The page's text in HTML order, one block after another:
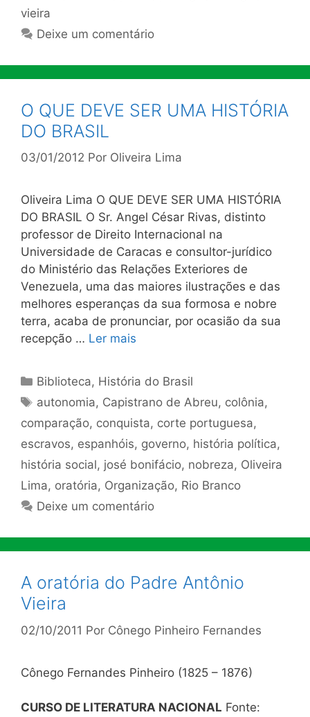
vieira
Deixe um comentário
O QUE DEVE SER UMA HISTÓRIA
DO BRASIL
03/01/2012 Por Oliveira Lima
Oliveira Lima O QUE DEVE SER UMA HISTÓRIA
DO BRASIL O Sr. Angel César Rivas, distinto
professor de Direito Internacional na
Universidade de Caracas e consultor-jurídico
do Ministério das Relações Exteriores de
Venezuela, uma das maiores ilustrações e das
melhores esperanças da sua formosa e nobre
terra, acaba de pronunciar, por ocasião da sua
recepção … Ler mais
Categorias
Biblioteca, História do Brasil
Tags
autonomia, Capistrano de Abreu, colônia,
comparação, conquista, corte portuguesa,
escravos, espanhóis, governo, história política,
história social, josé bonifácio, nobreza, Oliveira
Lima, oratória, Organização, Rio Branco
Deixe um comentário
A oratória do Padre Antônio
Vieira
02/10/2011 Por Cônego Pinheiro Fernandes
Cônego Fernandes Pinheiro (1825 – 1876)
CURSO DE LITERATURA NACIONAL Fonte: